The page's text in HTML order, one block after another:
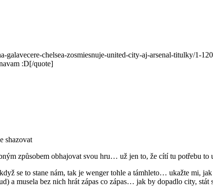
chelsea-zosmiesnuje-united-city-aj-arsenal-titulky/1-
:D[/quote]
shazovat
způsobem obhajovat svou hru… už jen to, že cítí tu potřebu to
se to stane nám, tak je wenger tohle a támhleto… ukažte mi,
a musela bez nich hrát zápas co zápas… jak by dopadlo city,